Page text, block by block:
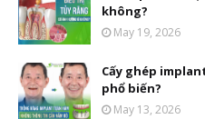
không?
May 19, 2026
Cấy ghép
phổ biến?
May 13, 2026